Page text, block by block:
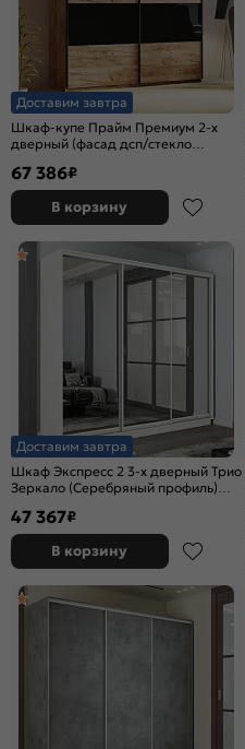
Доставим завтра
Шкаф-купе Прайм Премиум 2-х
дверный (фасад дсп/стекло
Табачный
67 386₽
В корзину
Доставим завтра
Шкаф Экспресс 2 3-х дверный Трио
Зеркало (Серебряный профиль)
47 367₽
В корзину